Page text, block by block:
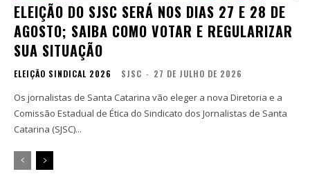
ELEIÇÃO DO SJSC SERÁ NOS DIAS 27 E 28 DE
AGOSTO; SAIBA COMO VOTAR E REGULARIZAR
SUA SITUAÇÃO
ELEIÇÃO SINDICAL 2026 SJSC - 27 DE JULHO DE 2026
Os jornalistas de Santa Catarina vão eleger a nova Diretoria e a
Comissão Estadual de Ética do Sindicato dos Jornalistas de Santa
Catarina (SJSC)...